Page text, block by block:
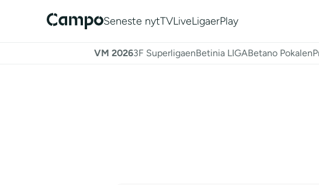
Seneste nytTVLiveLigaerPlay
VM 20263F SuperligaenBetinia LIGABetano Pokalen